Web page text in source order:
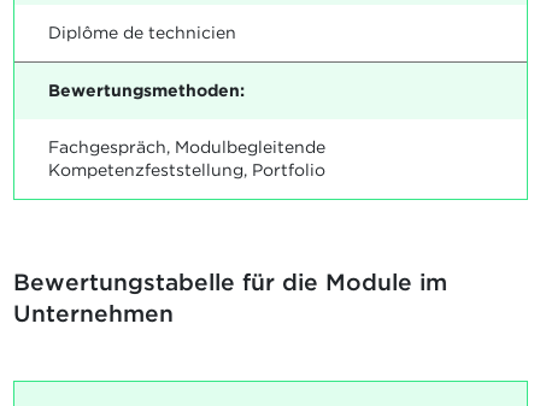
Diplôme de technicien
Bewertungsmethoden:
Fachgespräch, Modulbegleitende
Kompetenzfeststellung, Portfolio
Bewertungstabelle für die Module im
Unternehmen